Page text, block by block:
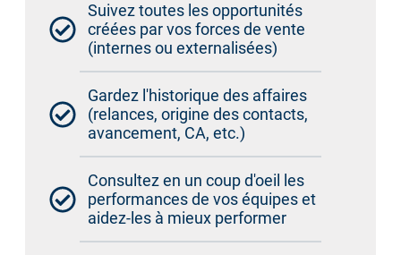
Suivez toutes les opportunités
créées par vos forces de vente
(internes ou externalisées)
Gardez l'historique des affaires
(relances, origine des contacts,
avancement, CA, etc.)
Consultez en un coup d'oeil les
performances de vos équipes et
aidez-les à mieux performer